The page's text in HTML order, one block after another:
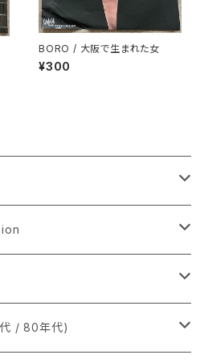
BORO / 大阪で生まれた女
¥300
/ 80年代)